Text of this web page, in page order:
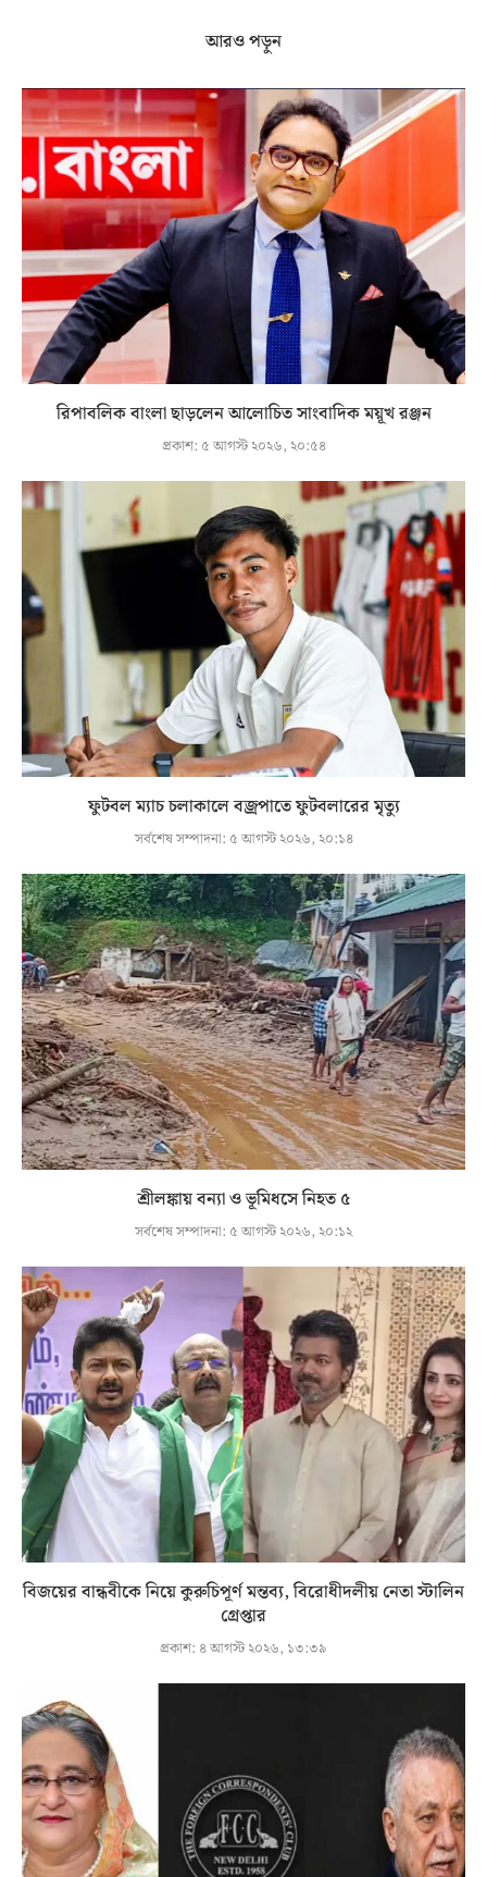
আরও পড়ুন
রিপাবলিক বাংলা ছাড়লেন আলোচিত সাংবাদিক ময়ূখ রঞ্জন
প্রকাশ: ৫ আগস্ট ২০২৬, ২০:৫৪
ফুটবল ম্যাচ চলাকালে বজ্রপাতে ফুটবলারের মৃত্যু
সর্বশেষ সম্পাদনা: ৫ আগস্ট ২০২৬, ২০:১৪
শ্রীলঙ্কায় বন্যা ও ভূমিধসে নিহত ৫
সর্বশেষ সম্পাদনা: ৫ আগস্ট ২০২৬, ২০:১২
বিজয়ের বান্ধবীকে নিয়ে কুরুচিপূর্ণ মন্তব্য, বিরোধীদলীয় নেতা স্টালিন
গ্রেপ্তার
প্রকাশ: ৪ আগস্ট ২০২৬, ১৩:৩৯